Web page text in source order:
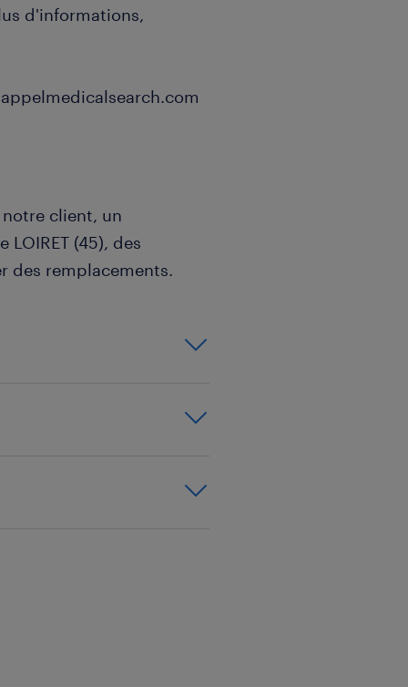
d'informations,
client, un
(45), des
des remplacements.